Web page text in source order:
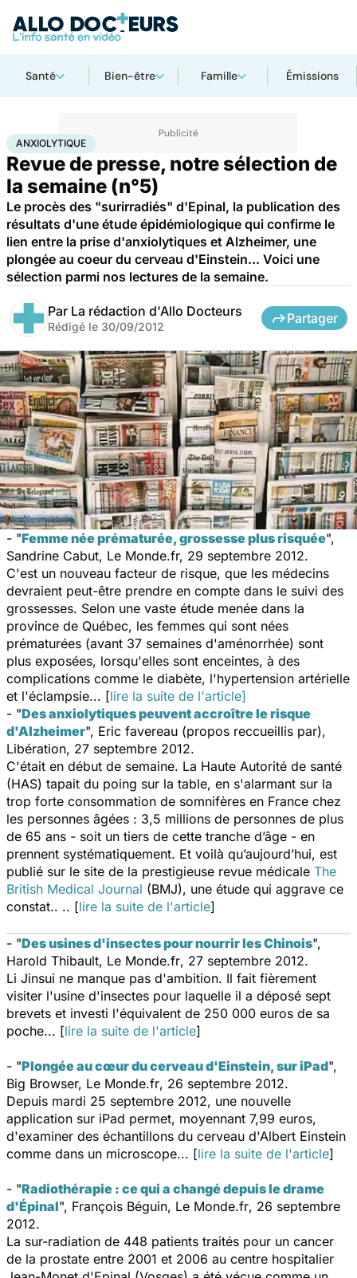
Santé Bien-être Famille Émissions
AccueilSantéMaladies Anxiolytique
ANXIOLYTIQUE
Revue de presse, notre sélection de
la semaine (n°5)
Le procès des "surirradiés" d'Epinal, la publication des
résultats d'une étude épidémiologique qui confirme le
lien entre la prise d'anxiolytiques et Alzheimer, une
plongée au coeur du cerveau d'Einstein... Voici une
sélection parmi nos lectures de la semaine.
Par La rédaction d'Allo Docteurs
Rédigé le 30/09/2012
Partager
- "Femme née prématurée, grossesse plus risquée",
Sandrine Cabut, Le Monde.fr, 29 septembre 2012.
C'est un nouveau facteur de risque, que les médecins
devraient peut-être prendre en compte dans le suivi des
grossesses. Selon une vaste étude menée dans la
province de Québec, les femmes qui sont nées
prématurées (avant 37 semaines d'aménorrhée) sont
plus exposées, lorsqu'elles sont enceintes, à des
complications comme le diabète, l'hypertension artérielle
et l'éclampsie... [lire la suite de l'article]
- "Des anxiolytiques peuvent accroître le risque
d'Alzheimer", Eric favereau (propos reccueillis par),
Libération, 27 septembre 2012.
C'était en début de semaine. La Haute Autorité de santé
(HAS) tapait du poing sur la table, en s'alarmant sur la
trop forte consommation de somnifères en France chez
les personnes âgées : 3,5 millions de personnes de plus
de 65 ans - soit un tiers de cette tranche d’âge - en
prennent systématiquement. Et voilà qu’aujourd’hui, est
publié sur le site de la prestigieuse revue médicale The
British Medical Journal (BMJ), une étude qui aggrave ce
constat.. .. [lire la suite de l'article]
- "Des usines d'insectes pour nourrir les Chinois",
Harold Thibault, Le Monde.fr, 27 septembre 2012.
Li Jinsui ne manque pas d'ambition. Il fait fièrement
visiter l'usine d'insectes pour laquelle il a déposé sept
brevets et investi l'équivalent de 250 000 euros de sa
poche... [lire la suite de l'article]
- "Plongée au cœur du cerveau d'Einstein, sur iPad",
Big Browser, Le Monde.fr, 26 septembre 2012.
Depuis mardi 25 septembre 2012, une nouvelle
application sur iPad permet, moyennant 7,99 euros,
d'examiner des échantillons du cerveau d'Albert Einstein
comme dans un microscope... [lire la suite de l'article]
- "Radiothérapie : ce qui a changé depuis le drame
d'Épinal", François Béguin, Le Monde.fr, 26 septembre
2012.
La sur-radiation de 448 patients traités pour un cancer
de la prostate entre 2001 et 2006 au centre hospitalier